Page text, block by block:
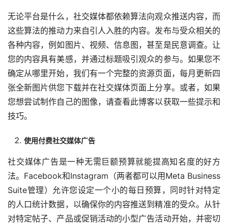
无论平台是什么，社交媒体都依赖算法向观众推送内容，而
这些算法的推动力来自引人入胜的内容。发布与受众相关的
各种内容，例如图片、视频、信息图，甚至是民意调查。让
您的内容具有美感，并通过标题吸引观众的参与。如果您不
确定从哪里开始，我们有一个完整的资源页面，每月更新四
张全新图片供您下载并在社交媒体页面上分享。或者，如果
您想尝试制作自己的图像，请查看此博客以获取一些提示和
技巧。
使用付费社交媒体广告
社交媒体广告是一种无需巨额预算就能提高知名度的好方
法。Facebook和Instagram（两者都可以用Meta Business
Suite管理）允许您设定一个小的每日预算，同时针对特定
的人口统计数据，以确保你的内容推送到精准的受众。从针
对特定帖子、产品或促销活动的小型广告活动开始，并密切